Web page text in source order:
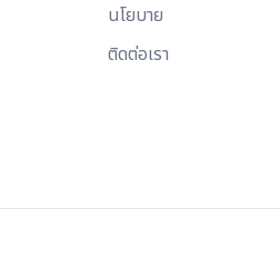
นโยบาย
ติดต่อเรา